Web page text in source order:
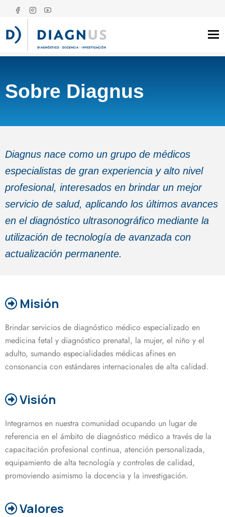
Sobre Diagnus
Diagnus nace como un grupo de médicos
especialistas de gran experiencia y alto nivel
profesional, interesados en brindar un mejor
servicio de salud, aplicando los últimos avances
en el diagnóstico ultrasonográfico mediante la
utilización de tecnología de avanzada con
actualización permanente.
Misión
Brindar servicios de diagnóstico médico especializado en
medicina fetal y diagnóstico prenatal, la mujer, el niño y el
adulto, sumando especialidades médicas afines en
consonancia con estándares internacionales de alta calidad.
Visión
Integrarnos en nuestra comunidad ocupando un lugar de
referencia en el ámbito de diagnóstico médico a través de la
capacitación profesional continua, atención personalizada,
equipamiento de alta tecnología y controles de calidad,
promoviendo asimismo la docencia y la investigación.
Valores